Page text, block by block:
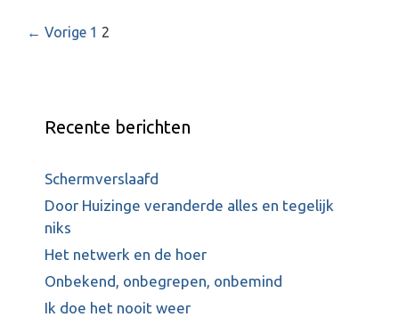
B
← Vorige 1 2
Recente berichten
Schermverslaafd
Door Huizinge veranderde alles en tegelijk
niks
Het netwerk en de hoer
Onbekend, onbegrepen, onbemind
Ik doe het nooit weer